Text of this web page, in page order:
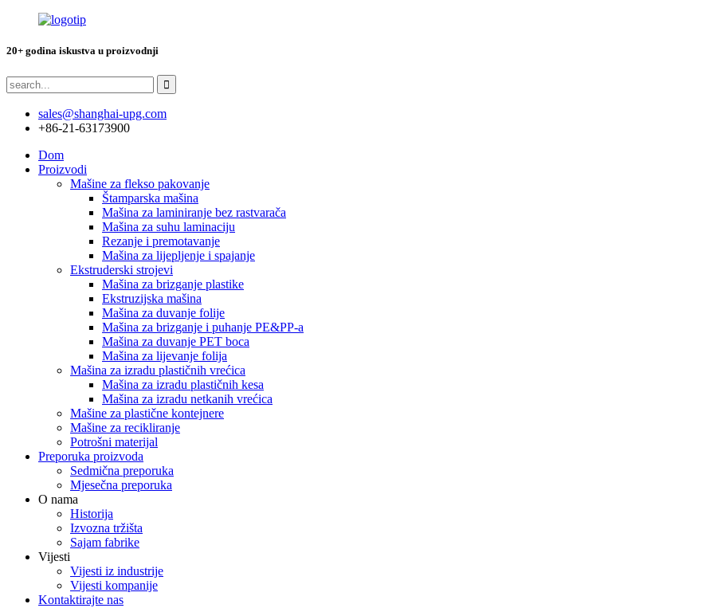
20+ godina iskustva u proizvodnji
sales@shanghai-upg.com
+86-21-63173900
Dom
Proizvodi
Mašine za flekso pakovanje
Štamparska mašina
Mašina za laminiranje bez rastvarača
Mašina za suhu laminaciju
Rezanje i premotavanje
Mašina za lijepljenje i spajanje
Ekstruderski strojevi
Mašina za brizganje plastike
Ekstruzijska mašina
Mašina za duvanje folije
Mašina za brizganje i puhanje PE&PP-a
Mašina za duvanje PET boca
Mašina za lijevanje folija
Mašina za izradu plastičnih vrećica
Mašina za izradu plastičnih kesa
Mašina za izradu netkanih vrećica
Mašine za plastične kontejnere
Mašine za recikliranje
Potrošni materijal
Preporuka proizvoda
Sedmična preporuka
Mjesečna preporuka
O nama
Historija
Izvozna tržišta
Sajam fabrike
Vijesti
Vijesti iz industrije
Vijesti kompanije
Kontaktirajte nas